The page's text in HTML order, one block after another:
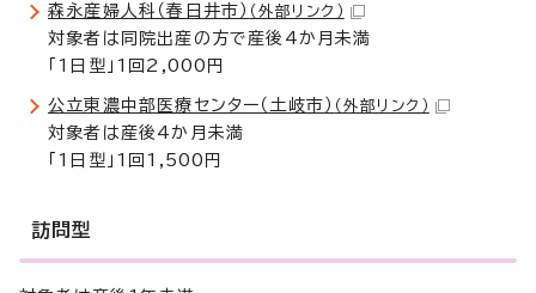
森永産婦人科（春日井市） （外部リンク）
対象者は同院出産の方で産後4か月未満
「1日型」1回2,000円
公立東濃中部医療センター（土岐市） （外部リンク）
対象者は産後4か月未満
「1日型」1回1,500円
訪問型